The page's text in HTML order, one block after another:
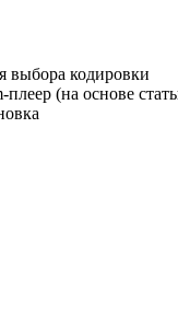
выбора кодировки
(на основе